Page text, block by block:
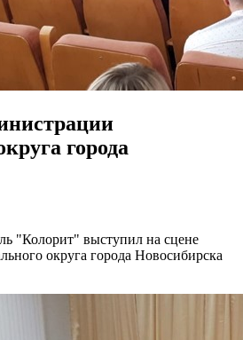
города
"Колорит" выступил на сцене
округа города Новосибирска